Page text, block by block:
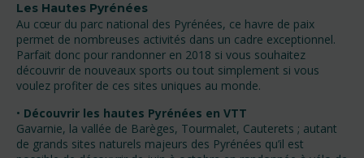
Les Hautes Pyrénées
Au cœur du parc national des Pyrénées, ce havre de paix
permet de nombreuses activités dans un cadre exceptionnel.
Parfait donc pour randonner en 2018 si vous souhaitez
découvrir de nouveaux sports ou tout simplement si vous
voulez profiter de ces sites uniques au monde.
• Découvrir les hautes Pyrénées en VTT
Gavarnie, la vallée de Barèges, Tourmalet, Cauterets ; autant
de grands sites naturels majeurs des Pyrénées qu’il est